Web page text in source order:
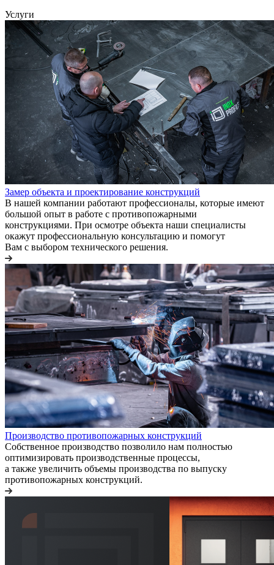
Услуги
Замер объекта и проектирование конструкций
В нашей компании работают профессионалы, которые имеют
большой опыт в работе с противопожарными
конструкциями. При осмотре объекта наши специалисты
окажут профессиональную консультацию и помогут
Вам с выбором технического решения.
Производство противопожарных конструкций
Собственное производство позволило нам полностью
оптимизировать производственные процессы,
а также увеличить объемы производства по выпуску
противопожарных конструкций.